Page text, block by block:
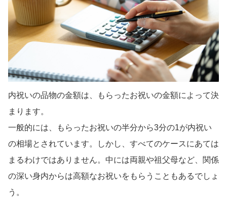
内祝いの品物の金額は、もらったお祝いの金額によって決
まります。
一般的には、もらったお祝いの半分から3分の1が内祝い
の相場とされています。しかし、すべてのケースにあては
まるわけではありません。中には両親や祖父母など、関係
の深い身内からは高額なお祝いをもらうこともあるでしょ
う。